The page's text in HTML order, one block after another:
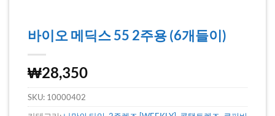
바이오 메딕스 55 2주용 (6개들이)
₩28,350
SKU: 10000402